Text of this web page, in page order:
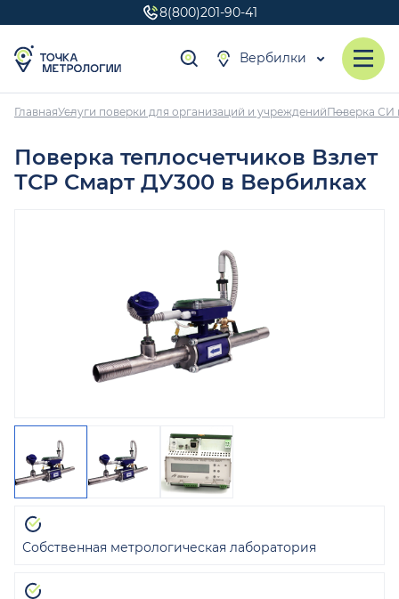
8(800)201-90-41
Вербилки
ГлавнаяУслуги поверки для организаций и учрежденийПоверка СИ
Поверка теплосчетчиков Взлет
ТСР Смарт ДУ300 в Вербилках
Собственная метрологическая лаборатория